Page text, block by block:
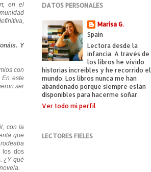
en el
Y
con
En este
ser
con la
que
los dos
¿Y qué
DATOS PERSONALES
Marisa G.
Spain
Lectora desde la
infancia. A través de
los libros he vivido
historias increíbles y he recorrido el
mundo. Los libros nunca me han
abandonado porque siempre están
disponibles para hacerme soñar.
Ver todo mi perfil
LECTORES FIELES